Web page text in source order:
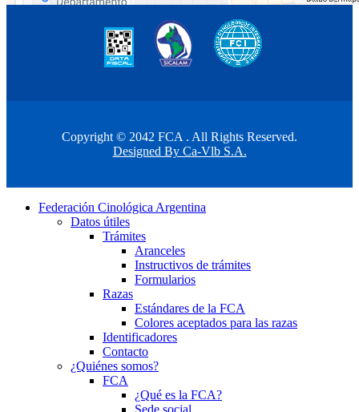
Copyright © 2042 FCA . All Rights Reserved.
Designed By Ca-Vlb S.A.
Federación Cinológica Argentina
Datos útiles
Trámites
Aranceles
Instructivos de trámites
Formularios
Razas
Estándares de la FCA
Colores aceptados para las razas
Identificadores
Contacto
¿Quiénes somos?
FCA
¿Qué es la FCA?
Sede social